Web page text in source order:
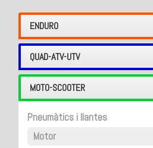
ENDURO
QUAD-ATV-UTV
MOTO-SCOOTER
Pneumàtics i llantes
Motor